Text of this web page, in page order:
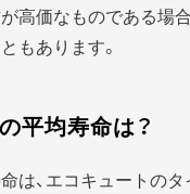
高価なものである場
もあります。
平均寿命は？
は、エコキュートのタ